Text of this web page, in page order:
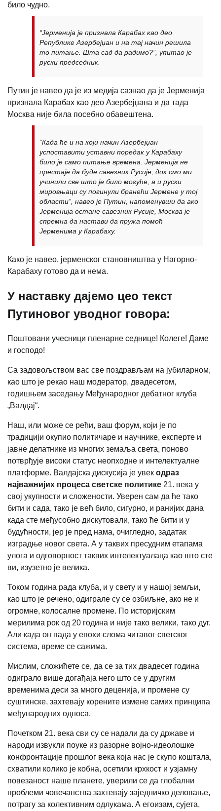
било чудно.
“Јерменија је признала Карабах као део
Републике Азербејџан и на тај начин решила
то питање. Шта сад да радимо?”, упитао је
руски председник.
Путин је навео да је из медија сазнао да је Јерменија
признала Карабах као део Азербејџана и да тада
Москва није била посебно обавештена.
“Када ће и на који начин Азербејџан
успоставити уставни поредак у Карабаху
било је само питање времена. Јерменија не
престаје да буде савезник Русије, док смо ми
учинили све што је било могуће, а и руски
мировњаци су погинули бранећи Јермене у тој
области”, навео је Путин, напоменувши да ако
Јерменија остане савезник Русије, Москва је
спремна да настави да пружа помоћ
Јерменима у Карабаху.
Како је навео, јерменског становништва у Нагорно-
Карабаху готово да и нема.
У наставку дајемо цео текст
Путиновог уводног говора:
Поштовани учесници пленарне седнице! Колеге! Даме
и господо!
Са задовољством вас све поздрављам на јубиларном,
као што је рекао наш модератор, двадесетом,
годишњем заседању Међународног дебатног клуба
„Валдај“.
Наш, или може се рећи, ваш форум, који је по
традицији окупио политичаре и научнике, експерте и
јавне делатнике из многих земаља света, поново
потврђује високи статус неопходне и интелектуалне
платформе. Валдајска дискусија је увек одраз
најважнијих процеса светске политике 21. века у
свој укупности и сложености. Уверен сам да ће тако
бити и сада, тако је већ било, сигурно, и ранијих дана
када сте међусобно дискутовали, тако ће бити и у
будућности, јер је пред нама, очигледно, задатак
изградње новог света. А у таквих пресудним етапама
улога и одговорност таквих интелектуалаца као што сте
ви, изузетно је велика.
Током година рада клуба, и у свету и у нашој земљи,
као што је речено, одиграле су се озбиљне, ако не и
огромне, колосалне промене. По историјским
мерилима рок од 20 година и није тако велики, тако дуг.
Али када он пада у епохи слома читавог светског
система, време се сажима.
Мислим, сложићете се, да се за тих двадесет година
одиграло више догађаја него што се у другим
временима деси за много деценија, и промене су
суштинске, захтевају корените измене самих принципа
међународних односа.
Почетком 21. века сви су се надали да су државе и
народи извукли поуке из разорне војно-идеолошке
конфронтације прошлог века која нас је скупо коштала,
схватили колико је кобна, осетили крхкост и узјамну
повезаност наше планете, уверили се да глобални
проблеми човечанства захтевају заједничко деловање,
потрагу за колективним одлукама. А егоизам, сујета,